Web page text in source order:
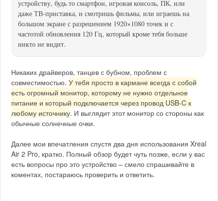
устройству, будь то смартфон, игровая консоль, ПК, или
даже ТВ-приставка, и смотришь фильмы, или играешь на
большом экране с разрешением 1920×1080 точек и с
частотой обновления 120 Гц, который кроме тебя больше
никто не видит.
Никаких драйверов, танцев с бубном, проблем с
совместимостью.У тебя просто в кармане всегда с собой
есть огромный монитор, которому не нужно отдельное
питание и который подключается через провод USB-C к
любому источнику. И выглядит этот монитор со стороны как
обычные солнечные очки.
Далее мои впечатления спустя два дня использования Xreal
Air 2 Pro, кратко. Полный обзор будет чуть позже, если у вас
есть вопросы про это устройство – смело спрашивайте в
коментах, постараюсь проверить и ответить.